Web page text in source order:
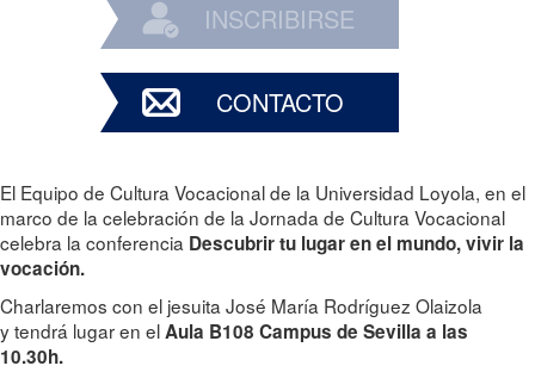
INSCRIBIRSE
CONTACTO
El Equipo de Cultura Vocacional de la Universidad Loyola, en el
marco de la celebración de la Jornada de Cultura Vocacional
celebra la conferencia Descubrir tu lugar en el mundo, vivir la
vocación.
Charlaremos con el jesuita José María Rodríguez Olaizola
y tendrá lugar en elAula B108 Campus de Sevilla a las
10.30h.